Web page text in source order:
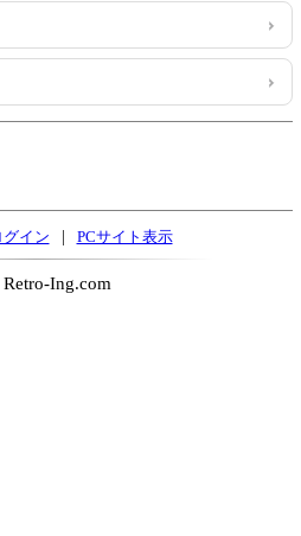
グイン | PCサイト表示
Retro-Ing.com